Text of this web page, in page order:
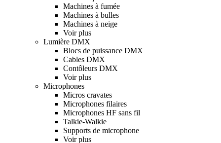
Machines à fumée
Machines à bulles
Machines à neige
Voir plus
Lumière DMX
Blocs de puissance DMX
Cables DMX
Contôleurs DMX
Voir plus
Microphones
Micros cravates
Microphones filaires
Microphones HF sans fil
Talkie-Walkie
Supports de microphone
Voir plus